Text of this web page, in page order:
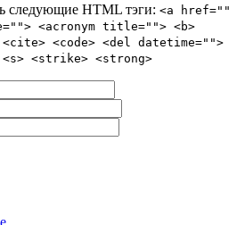
следующие HTML тэги: <a href=""
<acronym title=""> <b>
<code> <del datetime="">
<strike> <strong>